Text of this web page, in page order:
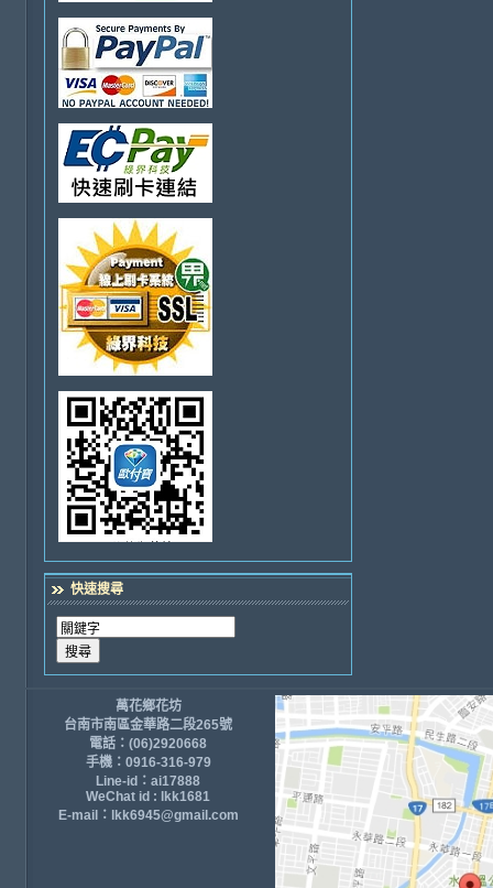
快速搜尋
萬花鄉花坊
台南市南區金華路二段265號
電話：(06)2920668
手機：0916-316-979
Line-id：ai17888
WeChat id : lkk1681
E-mail：lkk6945@gmail.com